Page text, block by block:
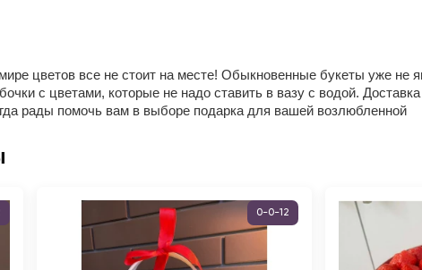
цветов все не стоит на месте! Обыкновенные букеты уже
с цветами, которые не надо ставить в вазу с водой.
рады помочь вам в выборе подарка для вашей возлюбленной
0-0-12